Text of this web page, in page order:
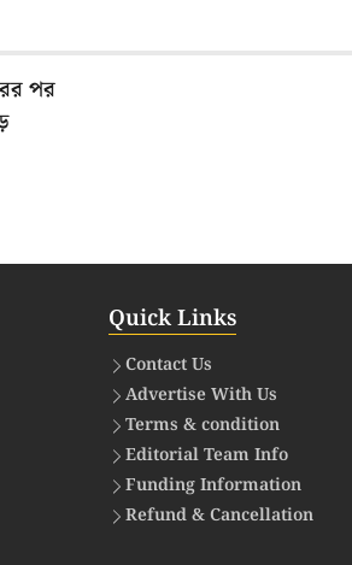
পর
Quick Links
Contact Us
Advertise With Us
Terms & condition
Editorial Team Info
Funding Information
Refund & Cancellation